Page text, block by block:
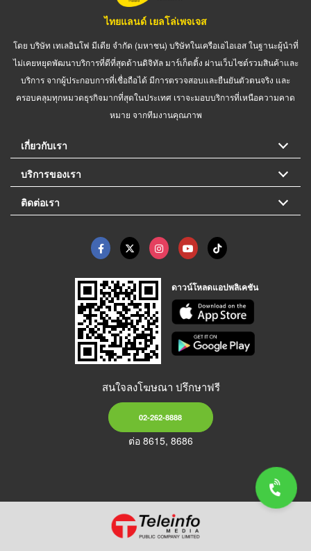
ไทยแลนด์ เยลโล่เพจเจส
โดย บริษัท เทเลอินโฟ มีเดีย จำกัด (มหาชน) บริษัทในเครือเอไอเอส ในฐานะผู้นำที่
ไม่เคยหยุดพัฒนาบริการที่ดีที่สุดด้านดิจิทัล มาร์เก็ตติ้ง ผ่านเว็บไซต์รวมสินค้าและ
บริการ จากผู้ประกอบการที่เชื่อถือได้ มีการตรวจสอบและยืนยันตัวตนจริง และ
ครอบคลุมทุกหมวดธุรกิจมากที่สุดในประเทศ เราจะมอบบริการที่เหนือความคาด
หมาย จากทีมงานคุณภาพ
เกี่ยวกับเรา
บริการของเรา
ติดต่อเรา
ดาวน์โหลดแอปพลิเคชัน
สนใจลงโฆษณา ปรึกษาฟรี
02-262-8888
ต่อ 8615, 8686